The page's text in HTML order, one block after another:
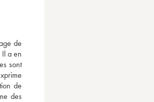
de
Il a en
sont
de
des